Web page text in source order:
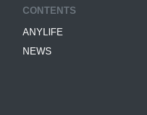
CONTENTS
ANYLIFE
NEWS